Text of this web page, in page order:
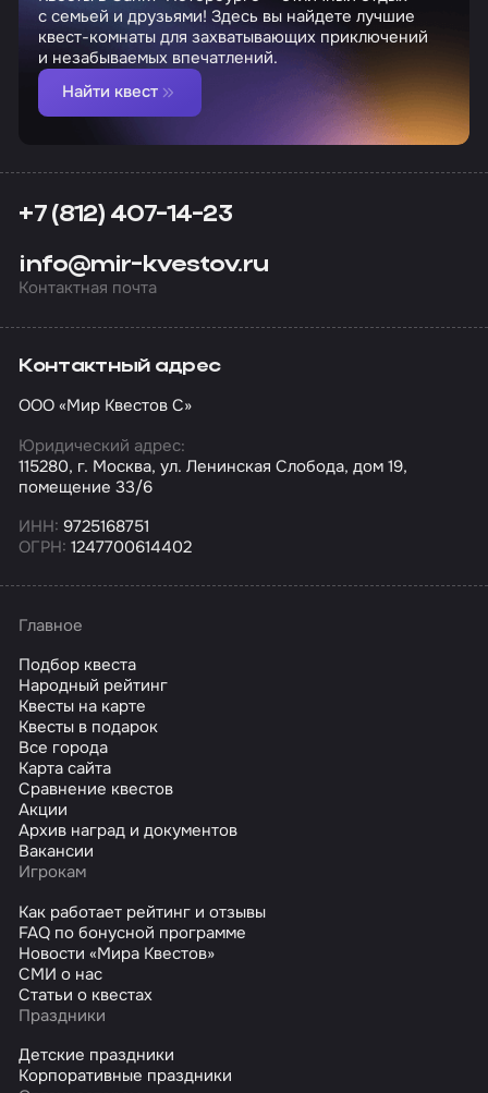
с семьей и друзьями! Здесь вы найдете лучшие
квест-комнаты для захватывающих приключений
и незабываемых впечатлений.
Найти квест
+7 (812) 407-14-23
info@mir-kvestov.ru
Контактная почта
Контактный адрес
ООО «Мир Квестов С»
Юридический адрес:
115280, г. Москва, ул. Ленинская Слобода, дом 19,
помещение 33/6
ИНН: 9725168751
ОГРН: 1247700614402
Главное
Подбор квеста
Народный рейтинг
Квесты на карте
Квесты в подарок
Все города
Карта сайта
Сравнение квестов
Акции
Архив наград и документов
Вакансии
Игрокам
Как работает рейтинг и отзывы
FAQ по бонусной программе
Новости «Мира Квестов»
СМИ о нас
Статьи о квестах
Праздники
Детские праздники
Корпоративные праздники